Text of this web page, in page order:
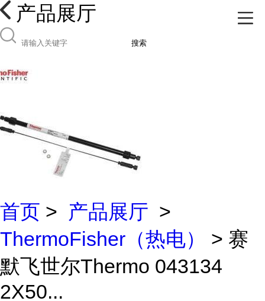
产品展厅
搜索
首页 > 产品展厅 >
ThermoFisher（热电）
> 赛
默飞世尔Thermo 043134
2X50...